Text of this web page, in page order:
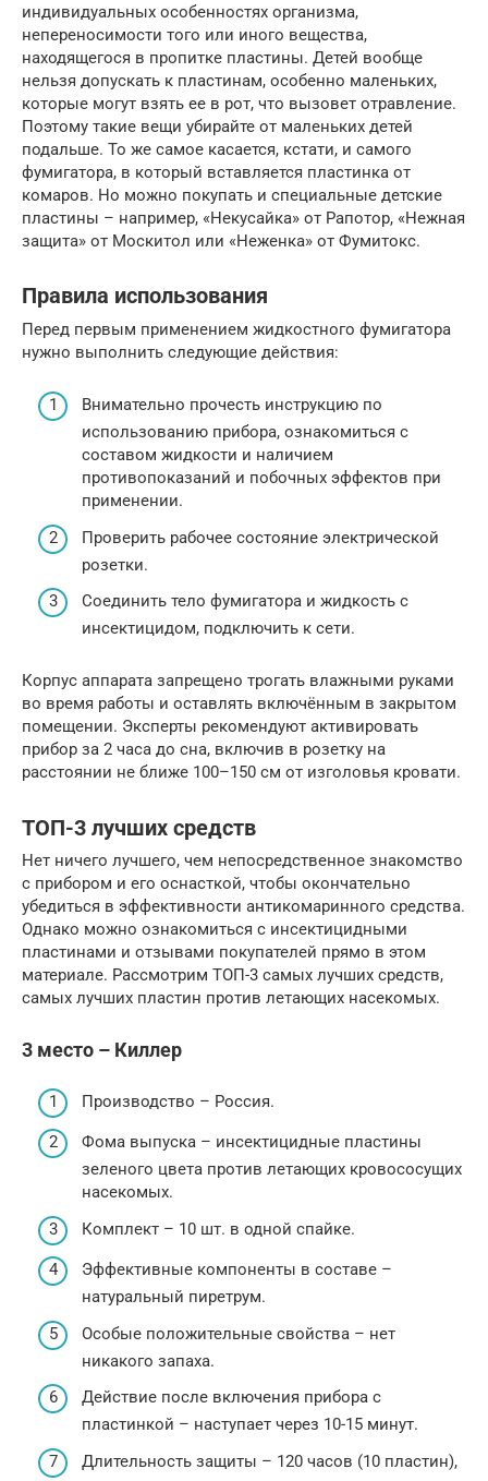
индивидуальных особенностях организма,
непереносимости того или иного вещества,
находящегося в пропитке пластины. Детей вообще
нельзя допускать к пластинам, особенно маленьких,
которые могут взять ее в рот, что вызовет отравление.
Поэтому такие вещи убирайте от маленьких детей
подальше. То же самое касается, кстати, и самого
фумигатора, в который вставляется пластинка от
комаров. Но можно покупать и специальные детские
пластины – например, «Некусайка» от Рапотор, «Нежная
защита» от Москитол или «Неженка» от Фумитокс.
Правила использования
Перед первым применением жидкостного фумигатора
нужно выполнить следующие действия:
Внимательно прочесть инструкцию по
использованию прибора, ознакомиться с
составом жидкости и наличием
противопоказаний и побочных эффектов при
применении.
Проверить рабочее состояние электрической
розетки.
Соединить тело фумигатора и жидкость с
инсектицидом, подключить к сети.
Корпус аппарата запрещено трогать влажными руками
во время работы и оставлять включённым в закрытом
помещении. Эксперты рекомендуют активировать
прибор за 2 часа до сна, включив в розетку на
расстоянии не ближе 100–150 см от изголовья кровати.
ТОП-3 лучших средств
Нет ничего лучшего, чем непосредственное знакомство
с прибором и его оснасткой, чтобы окончательно
убедиться в эффективности антикомаринного средства.
Однако можно ознакомиться с инсектицидными
пластинами и отзывами покупателей прямо в этом
материале. Рассмотрим ТОП-3 самых лучших средств,
самых лучших пластин против летающих насекомых.
3 место – Киллер
Производство – Россия.
Фома выпуска – инсектицидные пластины
зеленого цвета против летающих кровососущих
насекомых.
Комплект – 10 шт. в одной спайке.
Эффективные компоненты в составе –
натуральный пиретрум.
Особые положительные свойства – нет
никакого запаха.
Действие после включения прибора с
пластинкой – наступает через 10-15 минут.
Длительность защиты – 120 часов (10 пластин),